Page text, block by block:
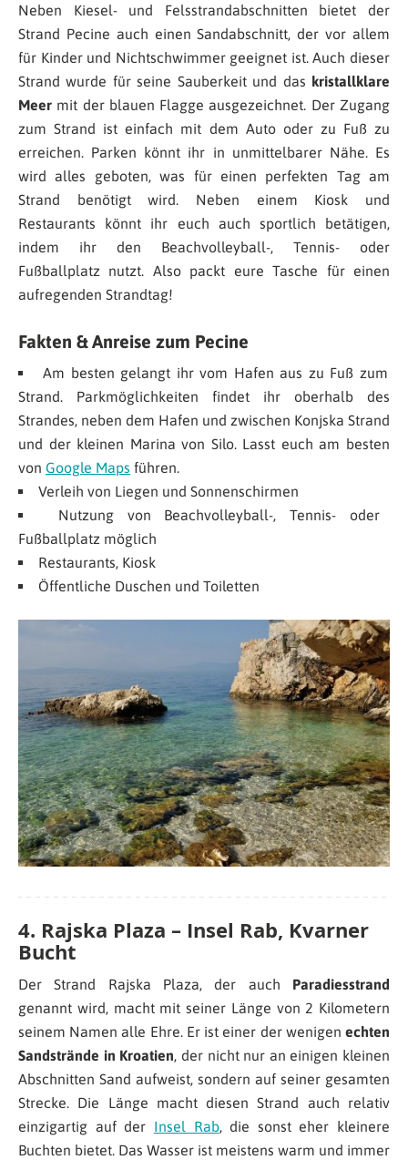
Neben Kiesel- und Felsstrandabschnitten bietet der
Strand Pecine auch einen Sandabschnitt, der vor allem
für Kinder und Nichtschwimmer geeignet ist. Auch dieser
Strand wurde für seine Sauberkeit und das kristallklare
Meer mit der blauen Flagge ausgezeichnet. Der Zugang
zum Strand ist einfach mit dem Auto oder zu Fuß zu
erreichen. Parken könnt ihr in unmittelbarer Nähe. Es
wird alles geboten, was für einen perfekten Tag am
Strand benötigt wird. Neben einem Kiosk und
Restaurants könnt ihr euch auch sportlich betätigen,
indem ihr den Beachvolleyball-, Tennis- oder
Fußballplatz nutzt. Also packt eure Tasche für einen
aufregenden Strandtag!
Fakten & Anreise zum Pecine
Am besten gelangt ihr vom Hafen aus zu Fuß zum
Strand. Parkmöglichkeiten findet ihr oberhalb des
Strandes, neben dem Hafen und zwischen Konjska Strand
und der kleinen Marina von Silo. Lasst euch am besten
von Google Maps führen.
Verleih von Liegen und Sonnenschirmen
Nutzung von Beachvolleyball-, Tennis- oder
Fußballplatz möglich
Restaurants, Kiosk
Öffentliche Duschen und Toiletten
4. Rajska Plaza – Insel Rab, Kvarner
Bucht
Der Strand Rajska Plaza, der auch Paradiesstrand
genannt wird, macht mit seiner Länge von 2 Kilometern
seinem Namen alle Ehre. Er ist einer der wenigen echten
Sandstrände in Kroatien, der nicht nur an einigen kleinen
Abschnitten Sand aufweist, sondern auf seiner gesamten
Strecke. Die Länge macht diesen Strand auch relativ
einzigartig auf der Insel Rab, die sonst eher kleinere
Buchten bietet. Das Wasser ist meistens warm und immer